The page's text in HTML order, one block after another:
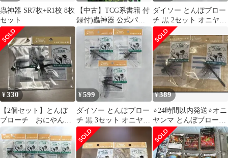
蟲神器 SR7枚+R1枚 8枚
セット
【中古】TCG系書籍 付
録付)蟲神器 公式パー
フェクトガイド
ダイソー とんぼブロー
チ 黒 2セット オニヤン
マ 虫除け
¥330
【2個セット】とんぼ
ブローチ おにやん
ま 虫対策 アウトド
ア ダイソー
¥599
ダイソー とんぼブロー
チ 黒 3セット オニヤン
マ 虫除け
¥389
⭐️24時間以内発送⭐️オニ
ヤンマ とんぼブロー
チ 2個 ダイソー